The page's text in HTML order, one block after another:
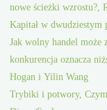
nowe ścieżki wzrostu?,
Kapitał w
Jak wolny handel może
konkurencja oznacza
Hogan i Yilin Wang
Trybiki i potwory,